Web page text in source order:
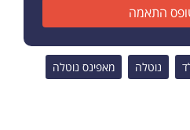
התאמה
נוטלה מאפינס נוטלה